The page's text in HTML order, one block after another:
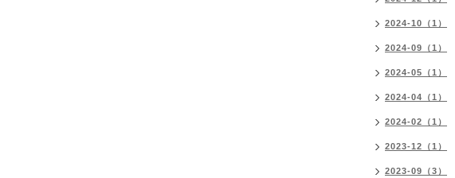
2024-10（1）
2024-09（1）
2024-05（1）
2024-04（1）
2024-02（1）
2023-12（1）
2023-09（3）